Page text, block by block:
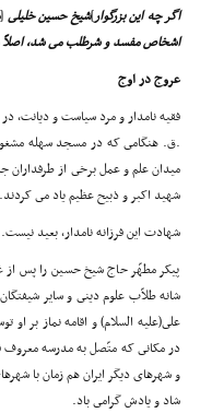
اگر چه این بزرگوار]شیخ حسین خلیلى [
اشخاص مفسد و شرطلب مى شد، اصلاً
عروج در اوج
.ق. هنگامى که در مسجد سهله مشغول
میدان علم و عمل برخى از طرفداران
شهید اکبر و ذبیح عظیم یاد مى کردند.
شهادت این فرزانه نامدار، بعید
پیکر مطهّر حاج شیخ حسین را پس از
شانه طلاّب علوم دینى و سایر
على(علیه السلام) و اقامه نماز بر
در مکانى که متّصل به مدرسه معروف
و شهرهاى دیگر ایران هم زمان با
شاد و یادش گرامى باد.